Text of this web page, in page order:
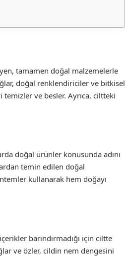
tamamen doğal malzemelerle
doğal renklendiriciler ve bitkisel
ve besler. Ayrıca, ciltteki
doğal ürünler konusunda adını
temin edilen doğal
kullanarak hem doğayı
barındırmadığı için ciltte
ve özler, cildin nem dengesini